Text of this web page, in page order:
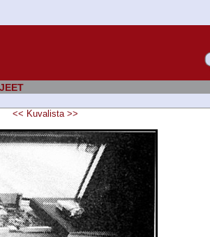
<< Kuvalista >>